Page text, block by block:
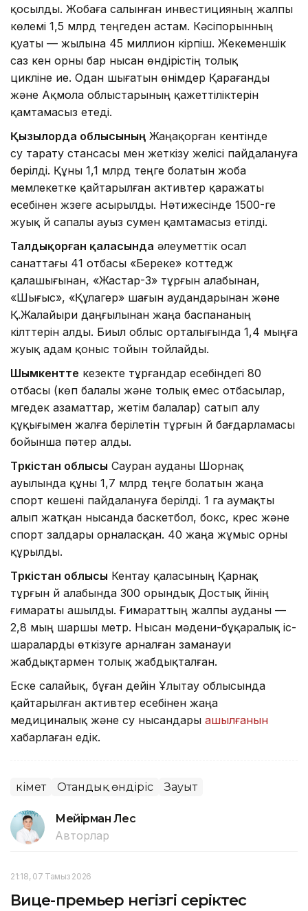
қосылды. Жобаға салынған инвестицияның жалпы
көлемі 1,5 млрд теңгеден астам. Кәсіпорынның
қуаты — жылына 45 миллион кірпіш. Жекеменшік
саз кен орны бар нысан өндірістің толық
цикліне ие. Одан шығатын өнімдер Қарағанды
және Ақмола облыстарының қажеттіліктерін
қамтамасыз етеді.
Қызылорда облысының Жаңақорған кентінде
су тарату стансасы мен жеткізу желісі пайдалануға
берілді. Құны 1,1 млрд теңге болатын жоба
мемлекетке қайтарылған активтер қаражаты
есебінен жүзеге асырылды. Нәтижесінде 1500-ге
жуық үй сапалы ауыз сумен қамтамасыз етілді.
Талдықорған қаласында әлеуметтік осал
санаттағы 41 отбасы «Береке» коттедж
қалашығынан, «Жастар-3» тұрғын алабынан,
«Шығыс», «Құлагер» шағын аудандарынан және
Қ.Жалайыри даңғылынан жаңа баспананың
кілттерін алды. Биыл облыс орталығында 1,4 мыңға
жуық адам қоныс тойын тойлайды.
Шымкентте кезекте тұрғандар есебіндегі 80
отбасы (көп балалы және толық емес отбасылар,
мүгедек азаматтар, жетім балалар) сатып алу
құқығымен жалға берілетін тұрғын үй бағдарламасы
бойынша пәтер алды.
Түркістан облысы Сауран ауданы Шорнақ
ауылында құны 1,7 млрд теңге болатын жаңа
спорт кешені пайдалануға берілді. 1 га аумақты
алып жатқан нысанда баскетбол, бокс, күрес және
спорт залдары орналасқан. 40 жаңа жұмыс орны
құрылды.
Түркістан облысы Кентау қаласының Қарнақ
тұрғын үй алабында 300 орындық Достық үйінің
ғимараты ашылды. Ғимараттың жалпы ауданы —
2,8 мың шаршы метр. Нысан мәдени-бұқаралық іс-
шараларды өткізуге арналған заманауи
жабдықтармен толық жабдықталған.
Еске салайық, бұған дейін Ұлытау облысында
қайтарылған активтер есебінен жаңа
медициналық және су нысандары ашылғанын
хабарлаған едік.
Үкімет Отандық өндіріс Зауыт
Мейірман Лес
Авторлар
21:18, 07 Тамыз 2026
Вице-премьер негізгі серіктес